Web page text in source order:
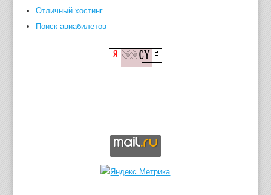
Отличный хостинг
Поиск авиабилетов